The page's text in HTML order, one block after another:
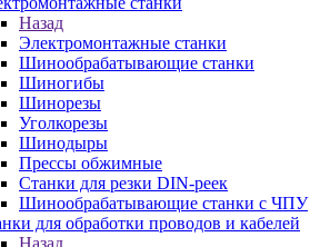
Назад
Электромонтажные станки
Шинообрабатывающие станки
Шиногибы
Шинорезы
Уголкорезы
Шинодыры
Прессы обжимные
Станки для резки DIN-реек
Шинообрабатывающие станки с ЧПУ
для обработки проводов и кабелей
Назад